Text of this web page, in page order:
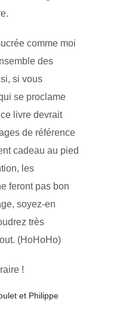
comme moi
des
si vous
se proclame
livre devrait
de référence
cadeau au pied
les
feront pas bon
soyez-en
très
(HoHoHo)
!
et Philippe